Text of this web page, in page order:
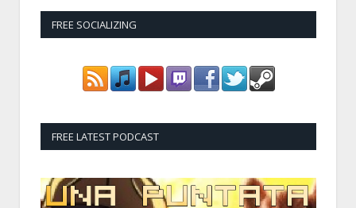
FREE SOCIALIZING
FREE LATEST PODCAST
Audio
Player